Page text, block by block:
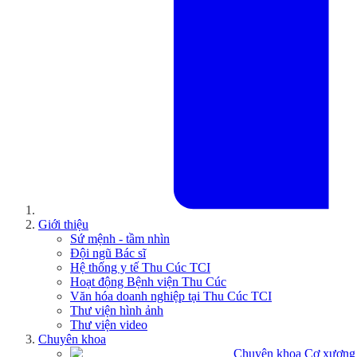
Giới thiệu
Sứ mệnh - tầm nhìn
Đội ngũ Bác sĩ
Hệ thống y tế Thu Cúc TCI
Hoạt động Bệnh viện Thu Cúc
Văn hóa doanh nghiệp tại Thu Cúc TCI
Thư viện hình ảnh
Thư viện video
Chuyên khoa
Chuyên khoa Cơ